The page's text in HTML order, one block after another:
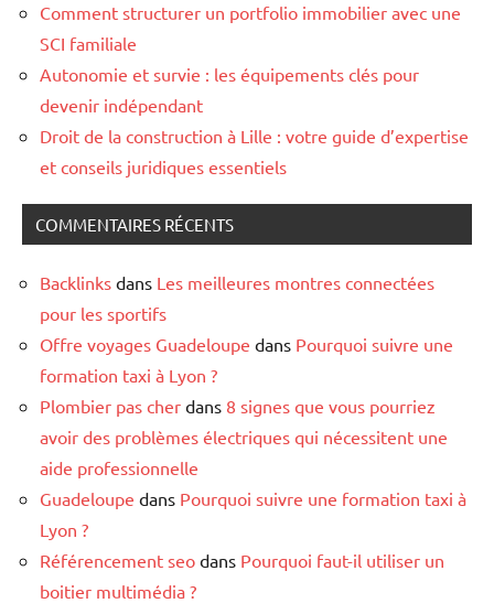
Comment structurer un portfolio immobilier avec une
SCI familiale
Autonomie et survie : les équipements clés pour
devenir indépendant
Droit de la construction à Lille : votre guide d’expertise
et conseils juridiques essentiels
COMMENTAIRES RÉCENTS
Backlinks dans Les meilleures montres connectées
pour les sportifs
Offre voyages Guadeloupe dans Pourquoi suivre une
formation taxi à Lyon ?
Plombier pas cher dans 8 signes que vous pourriez
avoir des problèmes électriques qui nécessitent une
aide professionnelle
Guadeloupe dans Pourquoi suivre une formation taxi à
Lyon ?
Référencement seo dans Pourquoi faut-il utiliser un
boitier multimédia ?